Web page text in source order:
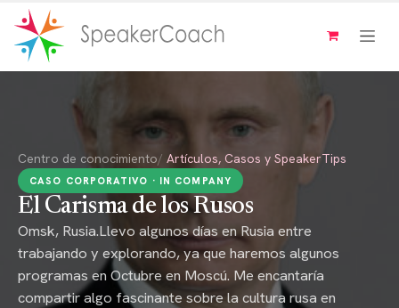
Ir al contenido
Centro de conocimiento/ Artículos, Casos y SpeakerTips
CASO CORPORATIVO · IN COMPANY
El Carisma de los Rusos
Omsk, Rusia.Llevo algunos días en Rusia entre
trabajando y explorando, ya que haremos algunos
programas en Octubre en Moscú. Me encantaría
compartir algo fascinante sobre la cultura rusa en